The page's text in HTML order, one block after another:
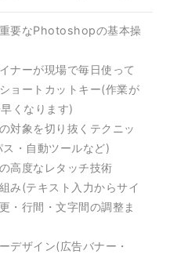
要なPhotoshopの基本操
ナーが現場で毎日使って
ョートカットキー(作業が
くなります)
対象を切り抜くテクニッ
ス・自動ツールなど)
高度なレタッチ技術
み(テキスト入力からサイ
・行間・文字間の調整ま
デザイン(広告バナー・